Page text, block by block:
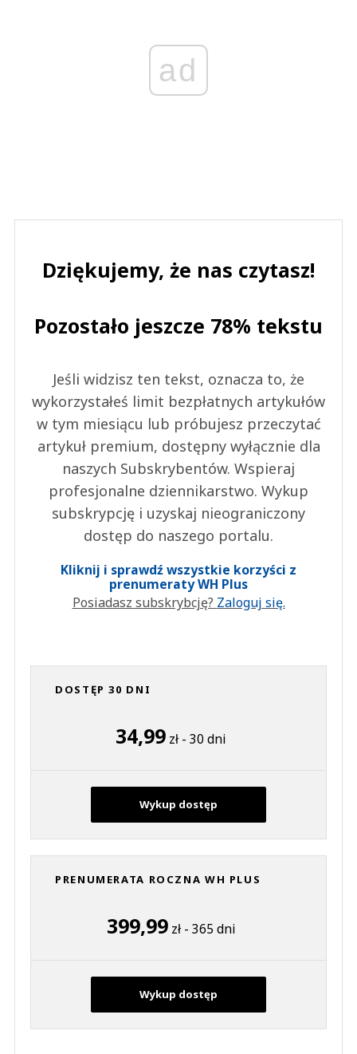
ad
Dziękujemy, że nas czytasz!
Pozostało jeszcze 78% tekstu
Jeśli widzisz ten tekst, oznacza to, że
wykorzystałeś limit bezpłatnych artykułów
w tym miesiącu lub próbujesz przeczytać
artykuł premium, dostępny wyłącznie dla
naszych Subskrybentów. Wspieraj
profesjonalne dziennikarstwo. Wykup
subskrypcję i uzyskaj nieograniczony
dostęp do naszego portalu.
Kliknij i sprawdź wszystkie korzyści z
prenumeraty WH Plus
Posiadasz subskrybcję? Zaloguj się.
DOSTĘP 30 DNI
34,99 zł - 30 dni
Wykup dostęp
PRENUMERATA ROCZNA WH PLUS
399,99zł - 365 dni
Wykup dostęp